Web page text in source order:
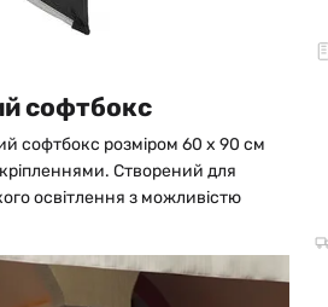
софтбокс
софтбокс розміром 60 x 90 см
Створений для
освітлення з можливістю